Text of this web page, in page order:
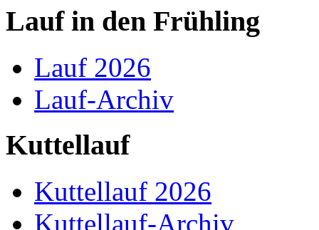
Lauf in den Frühling
Lauf 2026
Lauf-Archiv
Kuttellauf
Kuttellauf 2026
Kuttellauf-Archiv